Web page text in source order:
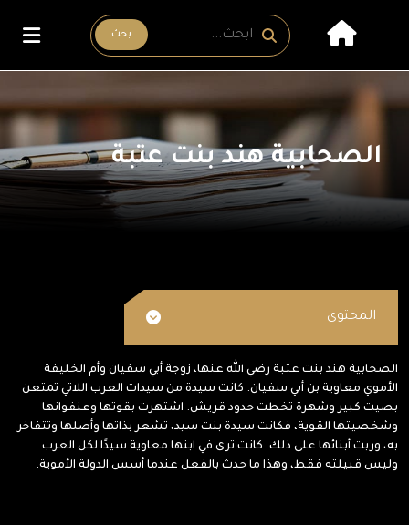
بحث
الصحابية هند بنت عتبة
المحتوى
الصحابية هند بنت عتبة رضي الله عنها، زوجة أبي سفيان وأم الخليفة
الأموي معاوية بن أبي سفيان. كانت سيدة من سيدات العرب اللاتي تمتعن
بصيت كبير وشهرة تخطت حدود قريش. اشتهرت بقوتها وعنفوانها
وشخصيتها القوية، فكانت سيدة بنت سيد، تشعر بذاتها وأصلها وتتفاخر
به، وربت أبنائها على ذلك. كانت ترى في ابنها معاوية سيدًا لكل العرب
وليس قبيلته فقط، وهذا ما حدث بالفعل عندما أسس الدولة الأموية.